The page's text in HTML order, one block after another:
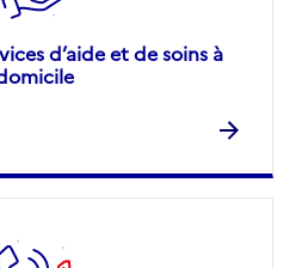
d’aide et de soins à